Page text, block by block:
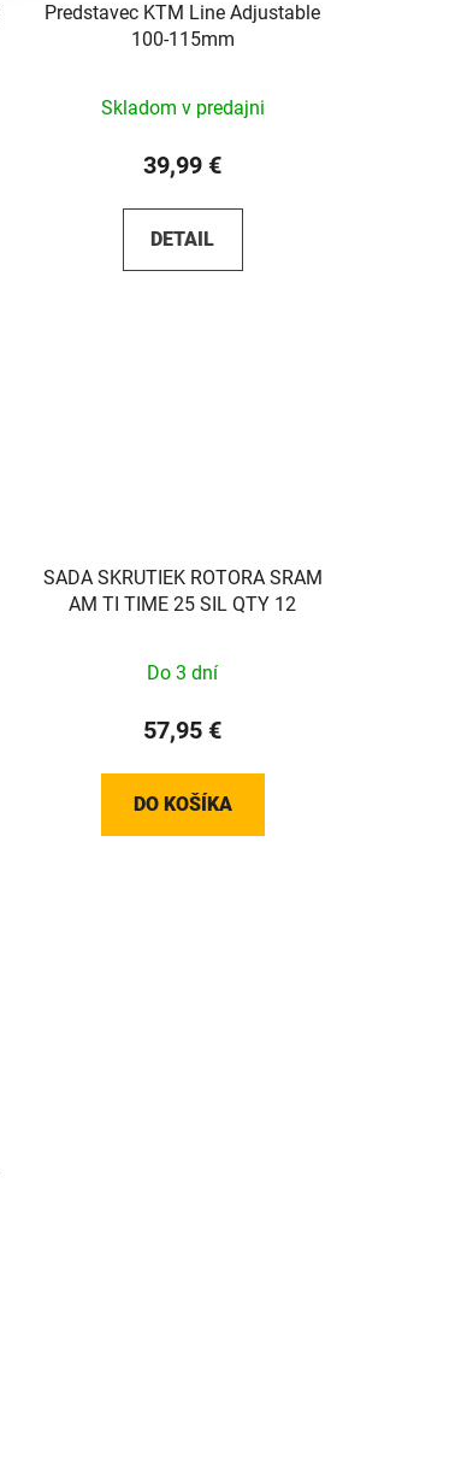
Predstavec KTM Line Adjustable
100-115mm
Skladom v predajni
39,99 €
DETAIL
SADA SKRUTIEK ROTORA SRAM
AM TI TIME 25 SIL QTY 12
Do 3 dní
57,95 €
DO KOŠÍKA